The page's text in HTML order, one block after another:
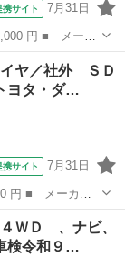
携サイト 7月31日
■ グレード
動Ｄ☆全方位カ
ヤ／社外 ＳＤ
ヨタ・ダ…
携サイト 7月31日
： Ｘ 新品タ
ダイハツ）／電
ＷＤ 、ナビ、
令和９…